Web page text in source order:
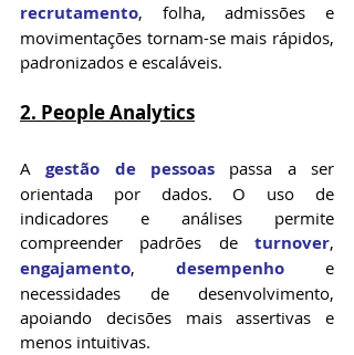
recrutamento, folha, admissões e
movimentações tornam-se mais rápidos,
padronizados e escaláveis.
2. People Analytics
A gestão de pessoas passa a ser
orientada por dados. O uso de
indicadores e análises permite
compreender padrões de turnover
engajamento, desempenho e
necessidades de desenvolvimento,
apoiando decisões mais assertivas e
menos intuitivas.